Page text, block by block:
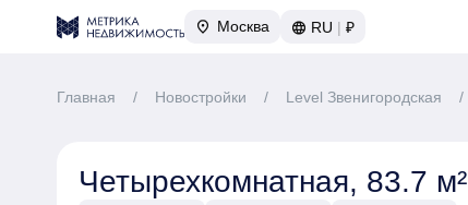
Москва RU | ₽
Главная / Новостройки / Level Звенигородская /
Четырехкомнатная, 83.7 м²